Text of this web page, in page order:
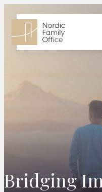
Bridging